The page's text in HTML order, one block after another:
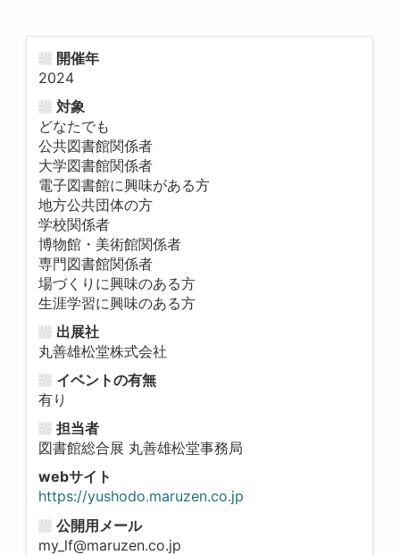
開催年
2024
対象
どなたでも
公共図書館関係者
大学図書館関係者
電子図書館に興味がある方
地方公共団体の方
学校関係者
博物館・美術館関係者
専門図書館関係者
場づくりに興味のある方
生涯学習に興味のある方
出展社
丸善雄松堂株式会社
イベントの有無
有り
担当者
図書館総合展 丸善雄松堂事務局
webサイト
https://yushodo.maruzen.co.jp
公開用メール
my_lf@maruzen.co.jp